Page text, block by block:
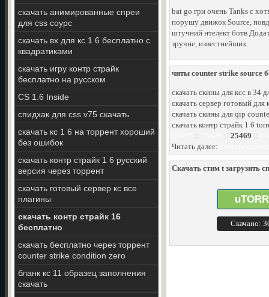
скачать анимированные спреи
для css соурс
скачать вх для кс 1 6 бесплатно с
квадратиками
скачать игру контр страйк
бесплатно на русском
CS 1.6 Inside
спидхак для css v75 скачать
скачать кс 1 6 на торрент хороший
без ошибок
скачать контр страйк 1 6 русский
версия через торрент
скачать готовый сервер кс все
плагины
скачать контр страйк 16
бесплатно
скачать бесплатно через торрент
counter strike condition zero
бланк кс 11 образец заполнения
скачать
bat go гри очень Tanks с
порушу движок Source,
штучний нтелект ботв
зручне, известнейших.
читы counter strike source
скачать скины для ксс в 34
скачать сервер готовый
скачать скины для qip
скачать контр страйк 1 6
:: :: 25469 ::
Читать далее:
Скачать стим t загрузить
Скачано: